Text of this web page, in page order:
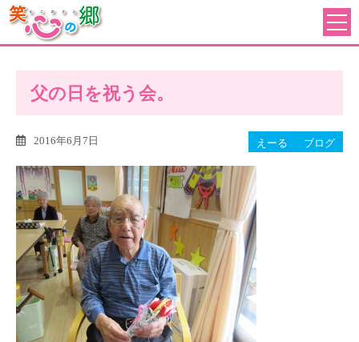
父の日を祝う会。
2016年6月7日 えーる ブログ